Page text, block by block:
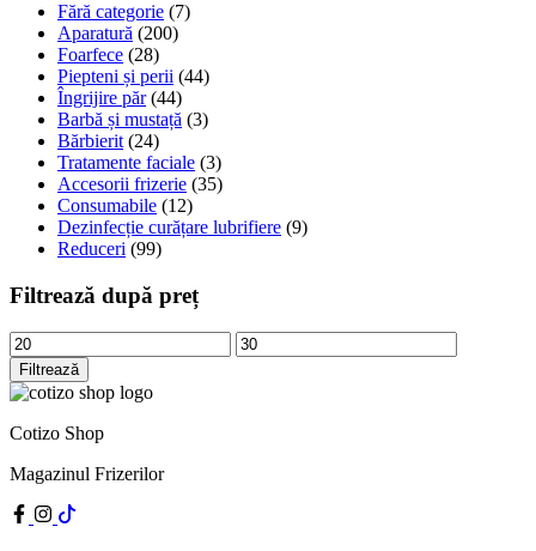
Fără categorie (7)
Aparatură (200)
Foarfece (28)
Piepteni și perii (44)
Îngrijire păr (44)
Barbă și mustață (3)
Bărbierit (24)
Tratamente faciale (3)
Accesorii frizerie (35)
Consumabile (12)
Dezinfecție curățare lubrifiere (9)
Reduceri (99)
Filtrează după preț
Preț
minim
Preț
maxim
Filtrează
Cotizo Shop
Magazinul Frizerilor